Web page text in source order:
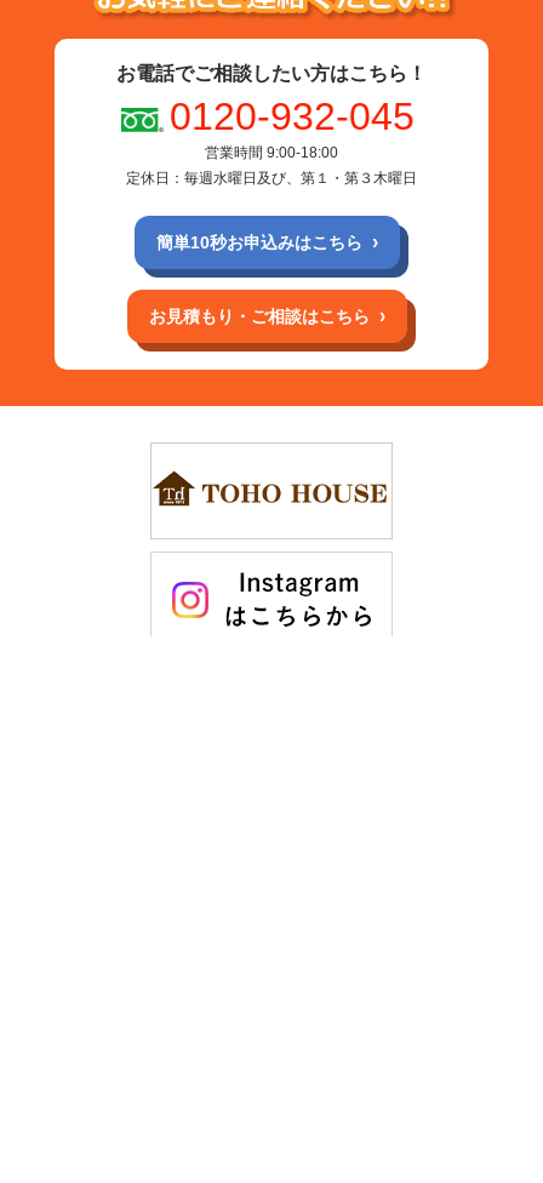
お電話でご相談したい方はこちら！
0120-932-045
営業時間 9:00-18:00
定休日：毎週水曜日及び、第１・第３木曜日
簡単10秒お申込みはこちら
お見積もり・ご相談はこちら